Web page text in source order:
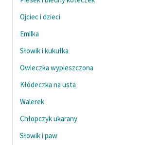
Ojciec i dzieci
Emilka
Słowik i kukułka
Owieczka wypieszczona
Kłódeczka na usta
Walerek
Chłopczyk ukarany
Słowik i paw